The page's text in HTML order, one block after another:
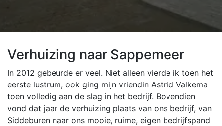
Verhuizing naar Sappemeer
In 2012 gebeurde er veel. Niet alleen vierde ik toen het
eerste lustrum, ook ging mijn vriendin Astrid Valkema
toen volledig aan de slag in het bedrijf. Bovendien
vond dat jaar de verhuizing plaats van ons bedrijf, van
Siddeburen naar ons mooie, ruime, eigen bedrijfspand